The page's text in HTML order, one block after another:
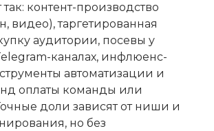
контент-производство
видео), таргетированная
аудитории, посевы у
каналах, инфлюенс-
автоматизации и
оплаты команды или
доли зависят от ниши и
но без